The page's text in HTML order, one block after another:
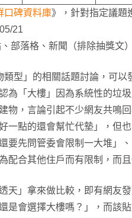
口碑資料庫》，針對指定議題
21
部落格、新聞（排除抽獎文）
型」的相關話題討論，可以
為「大樓」因為系統性的垃
物，言論引起不少網友共鳴
一點的還會幫忙代墊」，但
要先問管委會限制一大堆」
配合其他住戶而有限制，而
天」拿來做比較，即有網友
是會選擇大樓嗎？」，而該